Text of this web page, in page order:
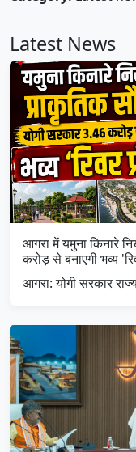
Latest News
आगरा में यमुना किनारे
करोड़ से बनाएगी भव्य
आगरा: योगी सरकार